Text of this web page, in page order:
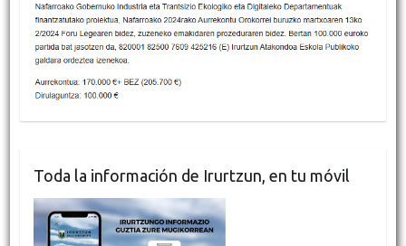
Toda la información de Irurtzun, en tu móvil